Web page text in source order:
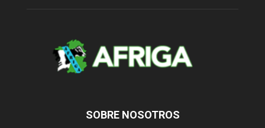
SOBRE NOSOTROS